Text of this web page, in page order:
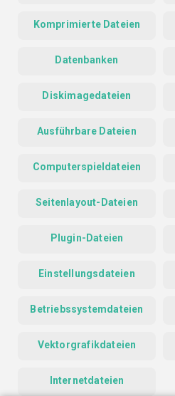
Komprimierte Dateien
Datenbanken
Diskimagedateien
Ausführbare Dateien
Computerspieldateien
Seitenlayout-Dateien
Plugin-Dateien
Einstellungsdateien
Betriebssystemdateien
Vektorgrafikdateien
Internetdateien